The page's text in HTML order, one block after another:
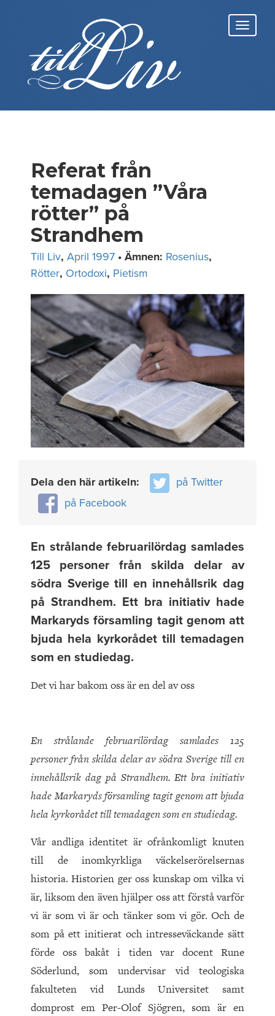
Referat från
temadagen ”Våra
rötter” på
Strandhem
Till Liv, April 1997 • Ämnen: Rosenius,
Rötter, Ortodoxi, Pietism
Dela den här artikeln:
på Twitter
på Facebook
En strålande februarilördag samlades
125 personer från skilda delar av
södra Sverige till en innehållsrik dag
på Strandhem. Ett bra initiativ hade
Markaryds församling tagit genom att
bjuda hela kyrkorådet till temadagen
som en studiedag.
Det vi har bakom oss är en del av oss
En strålande februarilördag samlades 125
personer från skilda delar av södra Sverige till en
innehållsrik dag på Strandhem. Ett bra initiativ
hade Markaryds församling tagit genom att bjuda
hela kyrkorådet till temadagen som en studiedag.
Vår andliga identitet är ofrånkomligt knuten
till de inomkyrkliga väckelserörelsernas
historia. Historien ger oss kunskap om vilka vi
är, liksom den även hjälper oss att förstå varför
vi är som vi är och tänker som vi gör. Och de
som på ett initierat och intresseväckande sätt
förde oss bakåt i tiden var docent Rune
Söderlund, som undervisar vid teologiska
fakulteten vid Lunds Universitet samt
domprost em Per-Olof Sjögren, som är en